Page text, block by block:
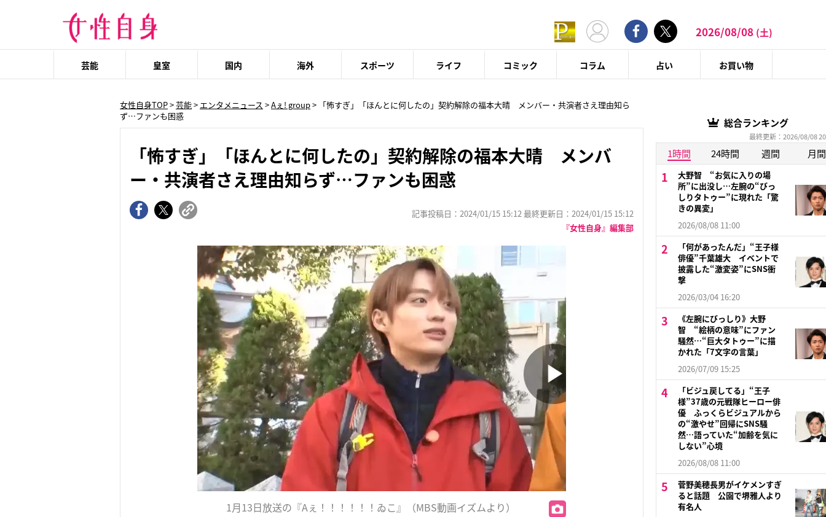
2026/08/08 (土)
芸能 皇室 国内 海外 スポーツ ライフ コミック コラム 占い お買い物
女性自身TOP>芸能> エンタメニュース >Aぇ! group> 「怖すぎ」「ほんとに何したの」契約解除の福本大晴 メンバー・共演者さえ理由知ら
ず…ファンも困惑
「怖すぎ」「ほんとに何したの」契約解除の福本大晴 メンバ
ー・共演者さえ理由知らず…ファンも困惑
記事投稿日：2024/01/15 15:12 最終更新日：2024/01/15 15:12
『女性自身』編集部
1月13日放送の『Aぇ！！！！！！ゐこ』（MBS動画イズムより）
総合ランキング
最終更新：2026/08/08
1時間 24時間 週間 月間
大野智 “お気に入りの場
所”に出没し…左腕の“びっ
しりタトゥー”に現れた「驚
きの異変」
2026/08/08 11:00
「何があったんだ」“王子様
俳優”千葉雄大 イベントで
披露した“激変姿”にSNS衝
撃
2026/03/04 16:20
《左腕にびっしり》大野
智 “絵柄の意味”にファン
騒然…“巨大タトゥー”に描
かれた「7文字の言葉」
2026/07/09 15:25
「ビジュ戻してる」“王子
様”37歳の元戦隊ヒーロー俳
優 ふっくらビジュアルから
の“激やせ”回帰にSNS騒
然…語っていた“加齢を気に
しない”心境
2026/08/08 11:00
菅野美穂長男がイケメンすぎ
ると話題 公園で堺雅人より
有名人